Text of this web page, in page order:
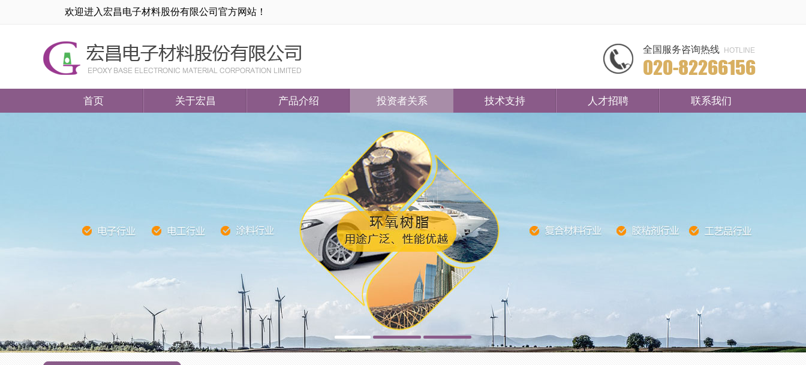
欢迎进入宏昌电子材料股份有限公司官方网站！
全国服务咨询热线 HOTLINE
020-82266156
首页 关于宏昌 产品介绍 投资者关系 技术支持 人才招聘 联系我们